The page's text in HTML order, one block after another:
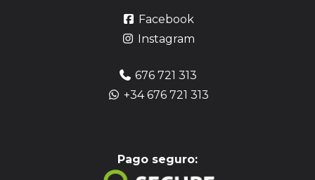
Facebook
Instagram
676 721 313
+34 676 721 313
Pago seguro: